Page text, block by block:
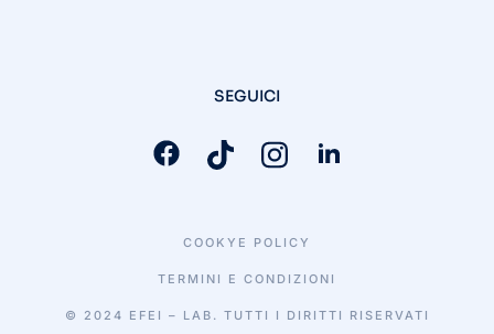
SEGUICI
© 2024 EFEI – LAB. TUTTI I DIRITTI RISERVATI
COOKYE POLICY
TERMINI E CONDIZIONI